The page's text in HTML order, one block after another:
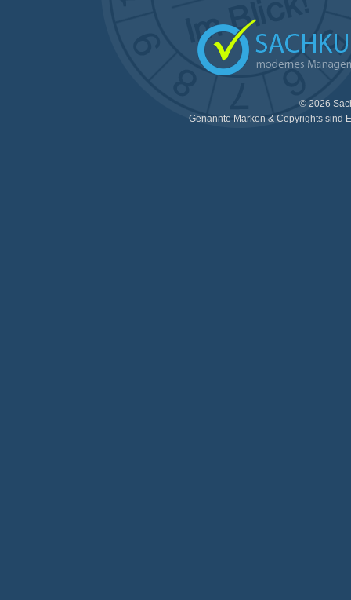
© 2026
Genannte Marken & Copyrights sind